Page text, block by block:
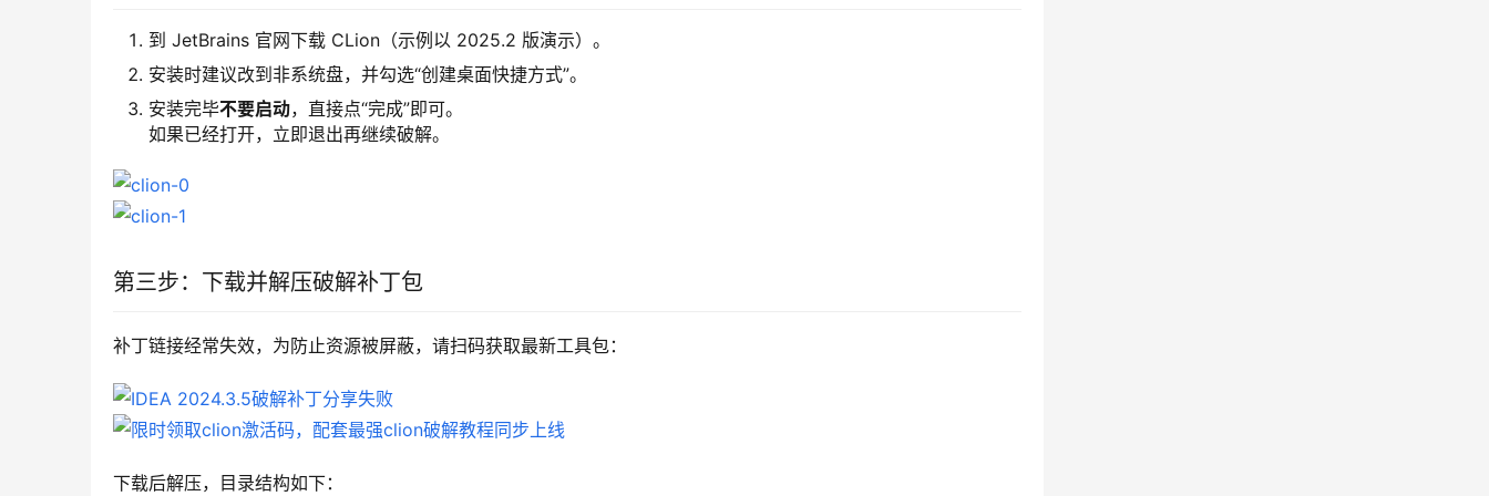
到 JetBrains 官网下载 CLion（示例以 2025.2 版演示）。
安装时建议改到非系统盘，并勾选“创建桌面快捷方式”。
安装完毕不要启动，直接点“完成”即可。
如果已经打开，立即退出再继续破解。
第三步：下载并解压破解补丁包
补丁链接经常失效，为防止资源被屏蔽，请扫码获取最新工具包：
下载后解压，目录结构如下：